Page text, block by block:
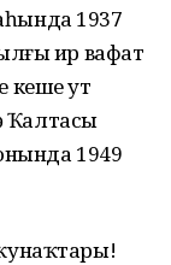
1937
ир вафат
кеше ут
Ҡалтасы
1949